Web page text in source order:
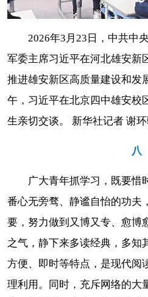
2026年3月23日，中共中
军委主席习近平在河北雄安新
推进雄安新区高质量建设和发
午，习近平在北京四中雄安校
生亲切交谈。 新华社记者 谢
八
广大青年抓学习，既要惜
番心无旁骛、静谧自怡的功夫
要，努力做到又博又专、愈博
之气，静下来多读经典，多知
方便、即时等特点，是现代阅
理利用。同时，充斥网络的大